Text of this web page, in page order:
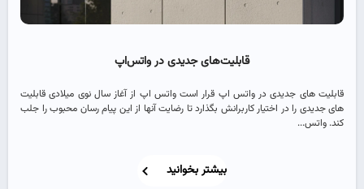
قابلیت‌های جدیدی در واتس‌اپ
قابلیت های جدیدی در واتس اپ قرار است واتس اپ از آغاز سال نوی میلادی قابلیت
های جدیدی را در اختیار کاربرانش بگذارد تا رضایت آنها از این پیام رسان محبوب را جلب
کند. واتس...
بیشتر بخوانید